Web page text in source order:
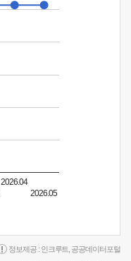
2026.04
2026.05
정보제공 : 인크루트 공공데이터포털